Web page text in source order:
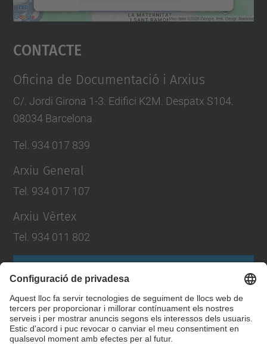
Accepta
powered by
Contacte
Oficina de Documentació i Arxius
C/. Jordi Girona 1-3. Edifici K2M. Despatx S104.
08034 Barcelona
Tel. 934 017 839
Arxiu General
Tel. 934 017 107
Arxiu Vèrtex
Tel. 934 011 802
Formulari de contacte
Llista Xarxes Socials